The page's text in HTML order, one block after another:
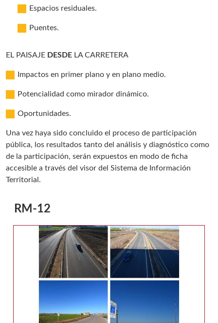
Espacios residuales.
Puentes.
EL PAISAJE DESDE LA CARRETERA
Impactos en primer plano y en plano medio.
Potencialidad como mirador dinámico.
Oportunidades.
Una vez haya sido concluido el proceso de participación
pública, los resultados tanto del análisis y diagnóstico como
de la participación, serán expuestos en modo de ficha
accesible a través del visor del Sistema de Información
Territorial.
RM-12
Galería multimedia